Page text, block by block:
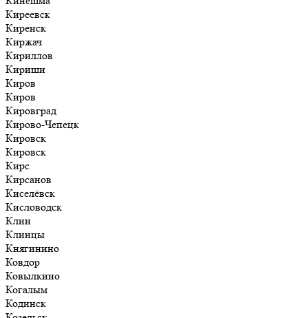
Киреевск
Киренск
Киржач
Кириллов
Кириши
Киров
Киров
Кировград
Кирово-Чепецк
Кировск
Кировск
Кирс
Кирсанов
Киселёвск
Кисловодск
Клин
Клинцы
Княгинино
Ковдор
Ковылкино
Когалым
Кодинск